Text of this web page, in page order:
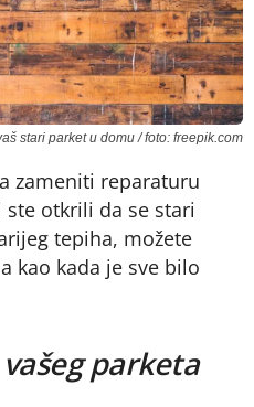
stari parket u domu / foto: freepik.com
zameniti reparaturu
otkrili da se stari
tepiha, možete
kao kada je sve bilo
parketa